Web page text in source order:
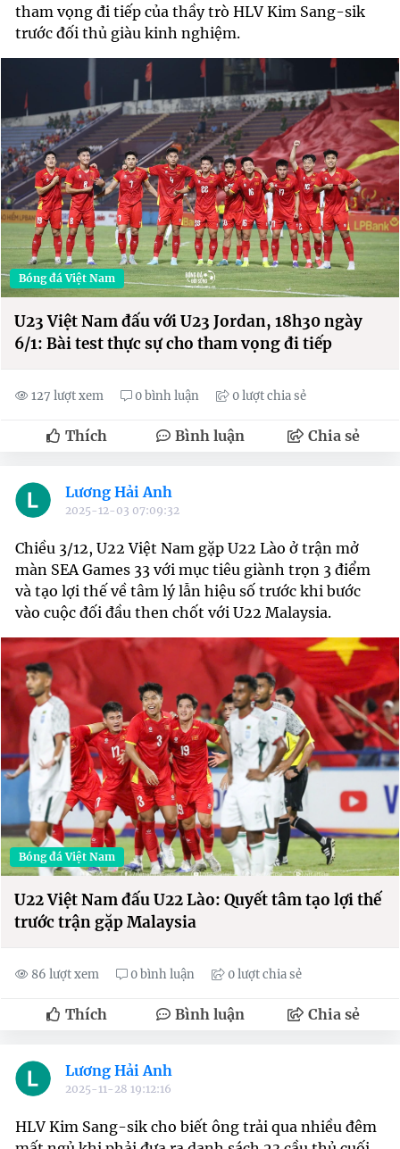
tham vọng đi tiếp của thầy trò HLV Kim Sang-sik
trước đối thủ giàu kinh nghiệm.
Bóng đá Việt Nam
U23 Việt Nam đấu với U23 Jordan, 18h30 ngày
6/1: Bài test thực sự cho tham vọng đi tiếp
127 lượt xem 0 bình luận 0 lượt chia sẻ
Thích Bình luận Chia sẻ
Lương Hải Anh
2025-12-03 07:09:32
Chiều 3/12, U22 Việt Nam gặp U22 Lào ở trận mở
màn SEA Games 33 với mục tiêu giành trọn 3 điểm
và tạo lợi thế về tâm lý lẫn hiệu số trước khi bước
vào cuộc đối đầu then chốt với U22 Malaysia.
Bóng đá Việt Nam
U22 Việt Nam đấu U22 Lào: Quyết tâm tạo lợi thế
trước trận gặp Malaysia
86 lượt xem 0 bình luận 0 lượt chia sẻ
Thích Bình luận Chia sẻ
Lương Hải Anh
2025-11-28 19:12:16
HLV Kim Sang-sik cho biết ông trải qua nhiều đêm